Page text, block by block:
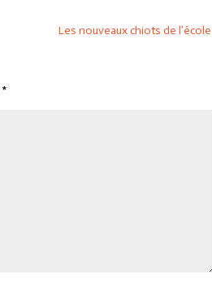
Les nouveaux chiots de l’école
*